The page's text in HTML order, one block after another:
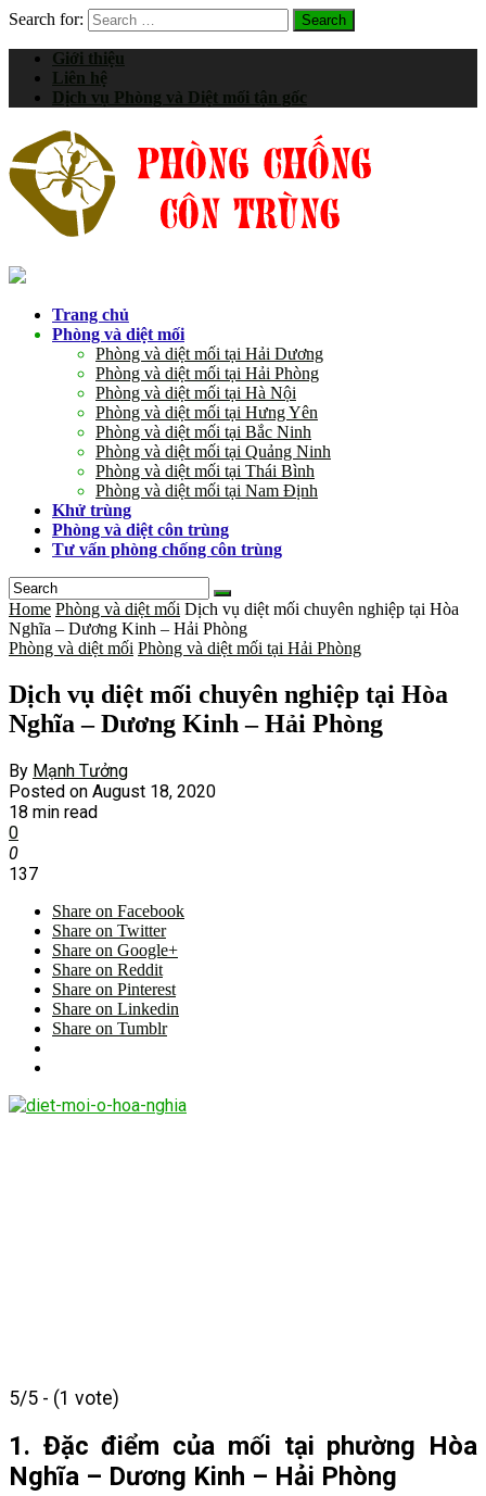
Search for:
Giới thiệu
Liên hệ
Dịch vụ Phòng và Diệt mối tận gốc
Trang chủ
Phòng và diệt mối
Phòng và diệt mối tại Hải Dương
Phòng và diệt mối tại Hải Phòng
Phòng và diệt mối tại Hà Nội
Phòng và diệt mối tại Hưng Yên
Phòng và diệt mối tại Bắc Ninh
Phòng và diệt mối tại Quảng Ninh
Phòng và diệt mối tại Thái Bình
Phòng và diệt mối tại Nam Định
Khử trùng
Phòng và diệt côn trùng
Tư vấn phòng chống côn trùng
Home Phòng và diệt mối Dịch vụ diệt mối chuyên nghiệp tại Hòa
Nghĩa – Dương Kinh – Hải Phòng
Phòng và diệt mối Phòng và diệt mối tại Hải Phòng
Dịch vụ diệt mối chuyên nghiệp tại Hòa
Nghĩa – Dương Kinh – Hải Phòng
By Mạnh Tưởng
Posted on August 18, 2020
18 min read
0
0
137
Share on Facebook
Share on Twitter
Share on Google+
Share on Reddit
Share on Pinterest
Share on Linkedin
Share on Tumblr
5/5 - (1 vote)
1. Đặc điểm của mối tại phường Hòa
Nghĩa – Dương Kinh – Hải Phòng